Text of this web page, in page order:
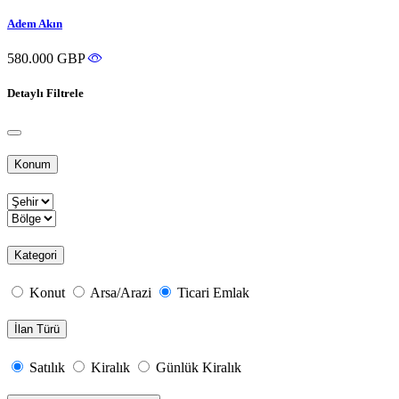
Adem Akın
580.000 GBP
Detaylı Filtrele
Konum
Kategori
Konut Arsa/Arazi Ticari Emlak
İlan Türü
Satılık Kiralık Günlük Kiralık